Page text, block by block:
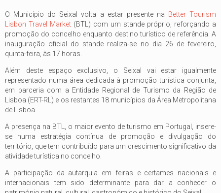
O Município do Seixal volta a estar presente na Better Tourism
Lisbon Travel Market (BTL) com um stande próprio, reforçando a
promoção do concelho enquanto destino turístico de referência. A
inauguração oficial do stande realiza-se no dia 26 de fevereiro,
quinta-feira, às 17 horas.
Além deste espaço exclusivo, o Seixal vai estar igualmente
representado numa área dedicada à promoção turística conjunta,
em parceria com a Entidade Regional de Turismo da Região de
Lisboa (ERT-RL) e os restantes 18 municípios da Área Metropolitana
de Lisboa.
A presença na BTL, o maior evento de turismo em Portugal, insere-
se numa estratégia contínua de promoção e divulgação do
território, que tem contribuído para um crescimento significativo da
atividade turística no concelho.
A participação da autarquia em feiras e certames nacionais e
internacionais tem sido determinante para dar a conhecer o